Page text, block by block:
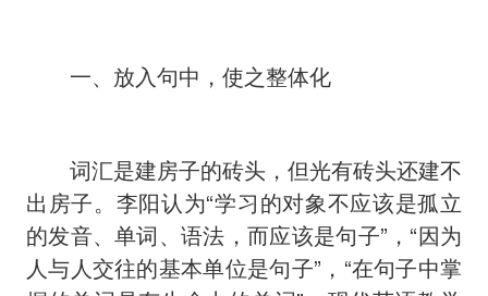
一、放入句中，使之整体化
词汇是建房子的砖头，但光有砖头还建不
出房子。李阳认为“学习的对象不应该是孤立
的发音、单词、语法，而应该是句子”，“因为
人与人交往的基本单位是句子”，“在句子中掌